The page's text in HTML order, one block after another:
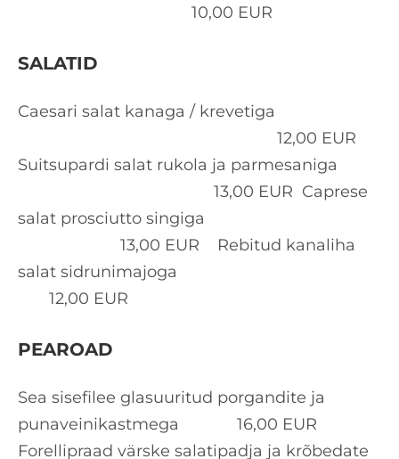
10,00 EUR
SALATID
Caesari salat kanaga / krevetiga
12,00 EUR
Suitsupardi salat rukola ja parmesaniga
13,00 EUR Caprese
salat prosciutto singiga
13,00 EUR Rebitud kanaliha
salat sidrunimajoga
12,00 EUR
PEAROAD
Sea sisefilee glasuuritud porgandite ja
punaveinikastmega 16,00 EUR
Forellipraad värske salatipadja ja krõbedate